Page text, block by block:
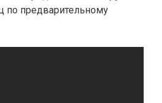
по предварительному